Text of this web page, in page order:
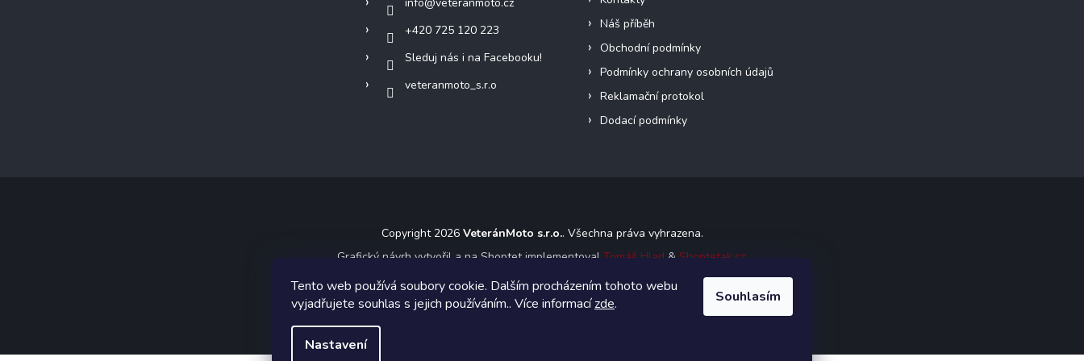
Tento web používá soubory cookie. Dalším procházením tohoto webu
vyjadřujete souhlas s jejich používáním.. Více informacízde.
Nastavení
Souhlasím
+420 725 120 223
Sleduj nás i na Facebooku!
veteranmoto_s.r.o
Náš příběh
Obchodní podmínky
Podmínky ochrany osobních údajů
Reklamační protokol
Dodací podmínky
Copyright 2026 VeteránMoto s.r.o.. Všechna práva vyhrazena.
Grafický návrh vytvořil a na Shoptet implementoval Tomáš Hlad & Shoptetak.cz.
Vytvořil Shoptet